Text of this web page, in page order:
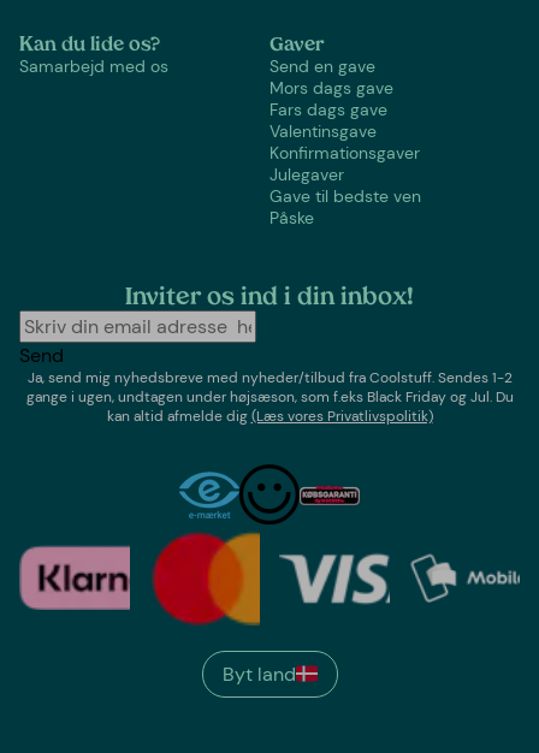
Kan du lide os?
Samarbejd med os
Gaver
Send en gave
Mors dags gave
Fars dags gave
Valentinsgave
Konfirmationsgaver
Julegaver
Gave til bedste ven
Påske
Inviter os ind i din inbox!
Send
Ja, send mig nyhedsbreve med nyheder/tilbud fraCoolstuff. Sendes 1-2
gange i ugen,undtagen under højsæson, som f.eks Black Friday og Jul. Du
kan altid afmelde dig(Læs vores Privatlivspolitik)
Byt land